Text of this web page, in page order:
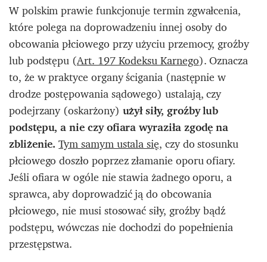
W polskim prawie funkcjonuje termin zgwałcenia,
które polega na doprowadzeniu innej osoby do
obcowania płciowego przy użyciu przemocy, groźby
lub podstępu (Art. 197 Kodeksu Karnego). Oznacza
to, że w praktyce organy ścigania (następnie w
drodze postępowania sądowego) ustalają, czy
podejrzany (oskarżony) użył siły, groźby lub
podstępu, a nie czy ofiara wyraziła zgodę na
zbliżenie. Tym samym ustala się,czy do stosunku
płciowego doszło poprzez złamanie oporu ofiary.
Jeśli ofiara w ogóle nie stawia żadnego oporu, a
sprawca, aby doprowadzić ją do obcowania
płciowego, nie musi stosować siły, groźby bądź
podstępu, wówczas nie dochodzi do popełnienia
przestępstwa.